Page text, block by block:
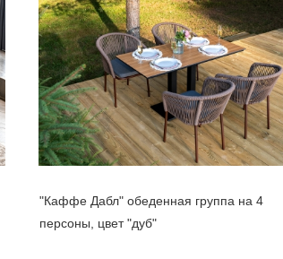
"Каффе Дабл" обеденная группа на 4
персоны, цвет "дуб"